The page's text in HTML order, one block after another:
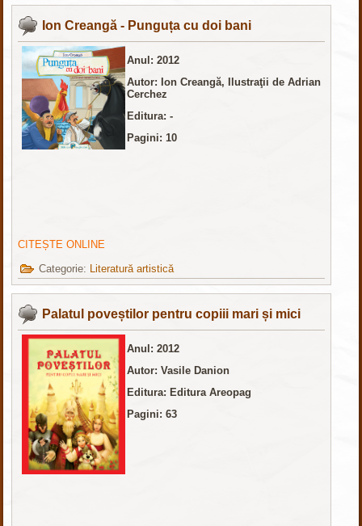
Ion Creangă - Punguța cu doi bani
Anul: 2012
Autor: Ion Creangă, Ilustraţii de Adrian
Cerchez
Editura: -
Pagini: 10
CITEȘTE ONLINE
Categorie:
Literatură artistică
Palatul poveștilor pentru copiii mari și mici
Anul: 2012
Autor: Vasile Danion
Editura: Editura Areopag
Pagini: 63